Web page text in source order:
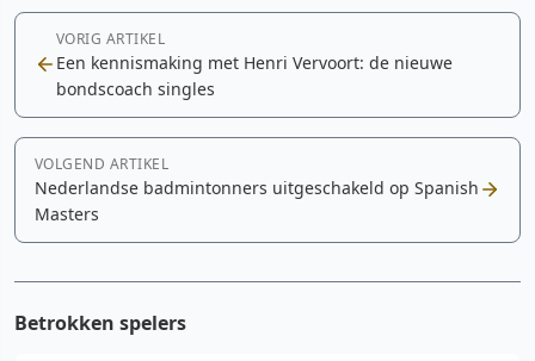
VORIG ARTIKEL
Een kennismaking met Henri Vervoort: de nieuwe
bondscoach singles
VOLGEND ARTIKEL
Nederlandse badmintonners uitgeschakeld op Spanish
Masters
Betrokken spelers